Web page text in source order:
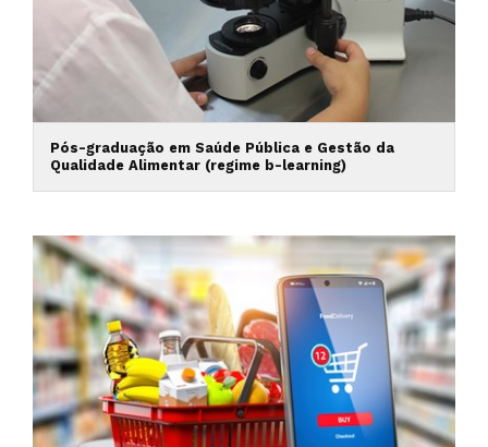
Pós-graduação em Saúde Pública e Gestão da
Qualidade Alimentar (regime b-learning)